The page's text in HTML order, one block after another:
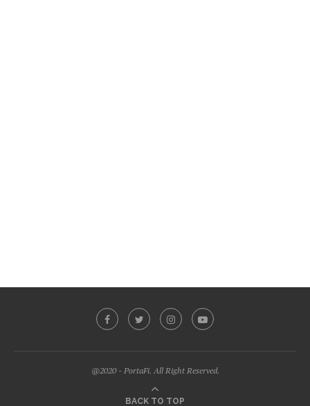
@2020 - PortaFi. All Right Reserved.
BACK TO TOP